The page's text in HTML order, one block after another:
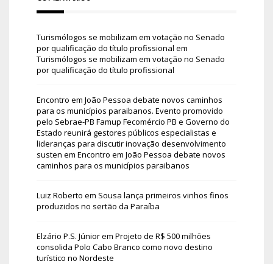
Turismólogos se mobilizam em votação no Senado
por qualificação do título profissional em
Turismólogos se mobilizam em votação no Senado
por qualificação do título profissional
Encontro em João Pessoa debate novos caminhos
para os municípios paraibanos. Evento promovido
pelo Sebrae-PB Famup Fecomércio PB e Governo do
Estado reunirá gestores públicos especialistas e
lideranças para discutir inovação desenvolvimento
susten em Encontro em João Pessoa debate novos
caminhos para os municípios paraibanos
Luiz Roberto em Sousa lança primeiros vinhos finos
produzidos no sertão da Paraíba
Elzário P.S. Júniorem Projeto de R$ 500 milhões
consolida Polo Cabo Branco como novo destino
turístico no Nordeste